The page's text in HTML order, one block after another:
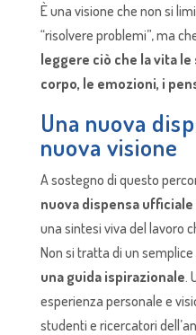
È una visione che non si
“risolvere problemi”, ma
leggere ciò che la vita
corpo, le emozioni, i
Una nuova
nuova visione
A sostegno di questo
nuova dispensa
una sintesi viva del lavoro
Non si tratta di un
una guida ispirazionale.
esperienza personale e
studenti e ricercatori